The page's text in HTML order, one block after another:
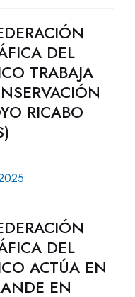
DEL
TRABAJA
RICABO
DEL
ACTÚA EN
EN